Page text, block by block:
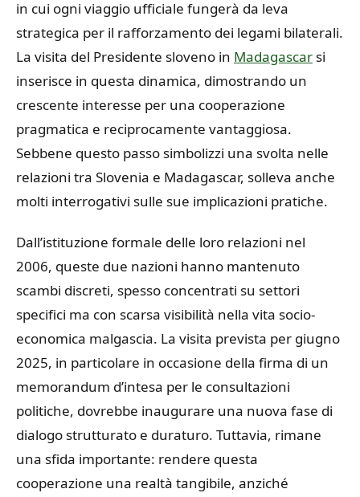
in cui ogni viaggio ufficiale fungerà da leva
strategica per il rafforzamento dei legami bilaterali.
La visita del Presidente sloveno in Madagascar si
inserisce in questa dinamica, dimostrando un
crescente interesse per una cooperazione
pragmatica e reciprocamente vantaggiosa.
Sebbene questo passo simbolizzi una svolta nelle
relazioni tra Slovenia e Madagascar, solleva anche
molti interrogativi sulle sue implicazioni pratiche.
Dall’istituzione formale delle loro relazioni nel
2006, queste due nazioni hanno mantenuto
scambi discreti, spesso concentrati su settori
specifici ma con scarsa visibilità nella vita socio-
economica malgascia. La visita prevista per giugno
2025, in particolare in occasione della firma di un
memorandum d’intesa per le consultazioni
politiche, dovrebbe inaugurare una nuova fase di
dialogo strutturato e duraturo. Tuttavia, rimane
una sfida importante: rendere questa
cooperazione una realtà tangibile, anziché